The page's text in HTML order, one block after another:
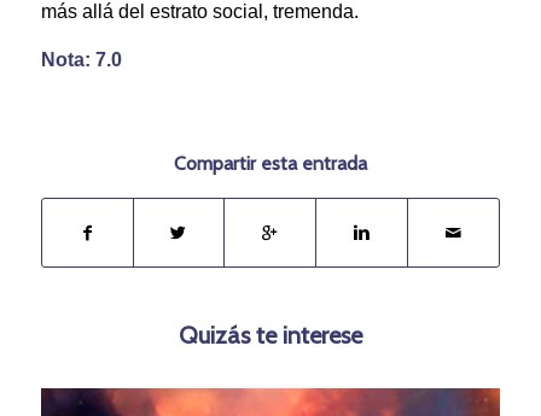
más allá del estrato social, tremenda.
Nota: 7.0
Compartir esta entrada
Quizás te interese